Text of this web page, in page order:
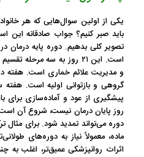
یکی از اولین سوال‌هایی که هر
باید صبر کنیم؟ جواب صادقانه این
است. این ۲۱ روز به سه
و مدیریت علائم خماری است. هفته
گروهی و بازتوانی اولیه است.
روز پایان درمان نیست، شروع آن
دوره می‌تواند تمدید شود. برای مثال
ماده، معمولاً نیاز به دوره‌های
اثرات روانپزشکی عمیق‌تر، اغلب به